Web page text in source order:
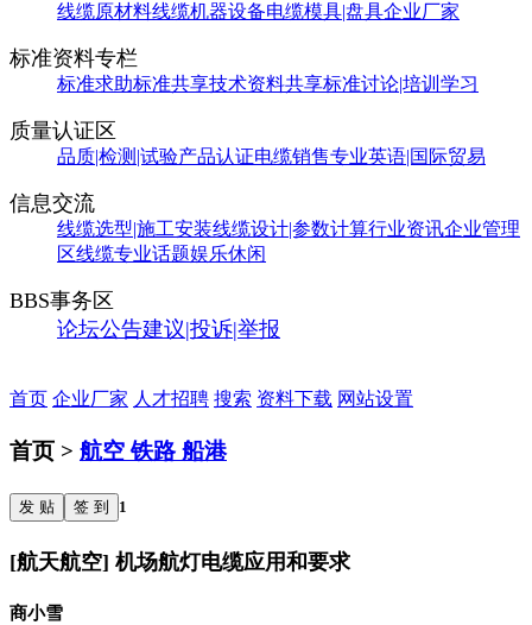
线缆原材料线缆机器设备电缆模具|盘具企业厂家
标准资料专栏
标准求助标准共享技术资料共享标准讨论|培训学习
质量认证区
品质|检测|试验产品认证电缆销售专业英语|国际贸易
信息交流
线缆选型|施工安装线缆设计|参数计算行业资讯企业管理
区线缆专业话题娱乐休闲
BBS事务区
论坛公告建议|投诉|举报
首页 企业厂家 人才招聘 搜索 资料下载 网站设置
首页 > 航空 铁路 船港
发 贴 签 到 1
[航天航空] 机场航灯电缆应用和要求
商小雪